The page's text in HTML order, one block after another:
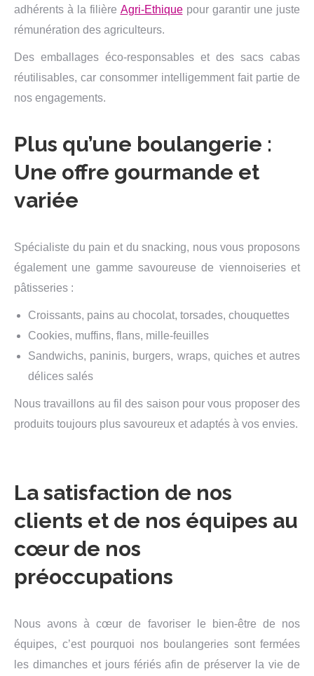
adhérents à la filière Agri-Ethiquepour garantir une juste
rémunération des agriculteurs.
Des emballages éco-responsables et des sacs cabas
réutilisables, car consommer intelligemment fait partie de
nos engagements.
Plus qu’une boulangerie :
Une offre gourmande et
variée
Spécialiste du pain et du snacking, nous vous proposons
également une gamme savoureuse de viennoiseries et
pâtisseries :
Croissants, pains au chocolat, torsades, chouquettes
Cookies, muffins, flans, mille-feuilles
Sandwichs, paninis, burgers, wraps, quiches et autres
délices salés
Nous travaillons au fil des saison pour vous proposer des
produits toujours plus savoureux et adaptés à vos envies.
La satisfaction de nos
clients et de nos équipes au
cœur de nos
préoccupations
Nous avons à cœur de favoriser le bien-être de nos
équipes, c’est pourquoi nos boulangeries sont fermées
les dimanches et jours fériés afin de préserver la vie de